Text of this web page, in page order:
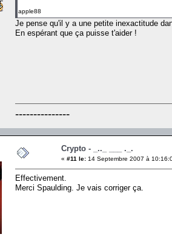
apple88
Je pense qu'il y a une petite inexactitude
En espérant que ça puisse t'aider !
---------------
Crypto - _.._ ___ ._.
« #11 le: 14 Septembre 2007 à
Effectivement.
Merci Spaulding. Je vais corriger ça.